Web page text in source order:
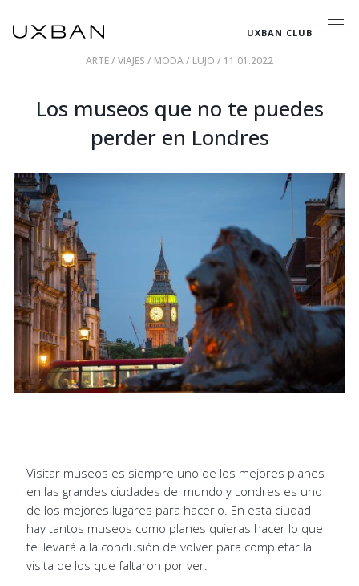
UXBAN CLUB
ARTE/VIAJES / MODA/ LUJO / 11.01.2022
Los museos que no te puedes
perder en Londres
Visitar museos es siempre uno de los mejores planes
en las grandes ciudades del mundo y Londres es uno
de los mejores lugares para hacerlo. En esta ciudad
hay tantos museos como planes quieras hacer lo que
te llevará a la conclusión de volver para completar la
visita de los que faltaron por ver.